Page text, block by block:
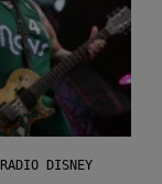
DISNEY